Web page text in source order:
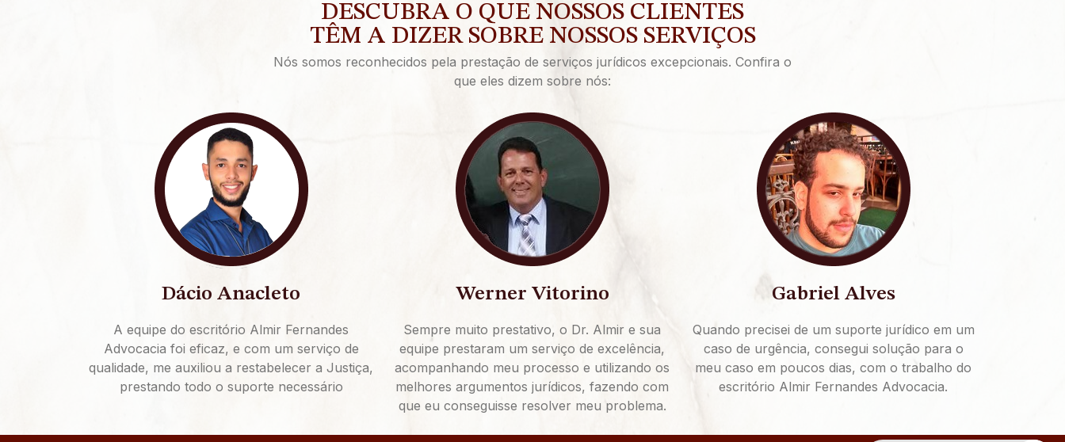
DESCUBRA O QUE NOSSOS CLIENTES
TÊM A DIZER SOBRE NOSSOS SERVIÇOS
Nós somos reconhecidos pela prestação de serviços jurídicos excepcionais. Confira o
que eles dizem sobre nós:
Dácio Anacleto
A equipe do escritório Almir Fernandes
Advocacia foi eficaz, e com um serviço de
qualidade, me auxiliou a restabelecer a Justiça,
prestando todo o suporte necessário
Werner Vitorino
Sempre muito prestativo, o Dr. Almir e sua
equipe prestaram um serviço de excelência,
acompanhando meu processo e utilizando os
melhores argumentos jurídicos, fazendo com
que eu conseguisse resolver meu problema.
Gabriel Alves
Quando precisei de um suporte jurídico em um
caso de urgência, consegui solução para o
meu caso em poucos dias, com o trabalho do
escritório Almir Fernandes Advocacia.